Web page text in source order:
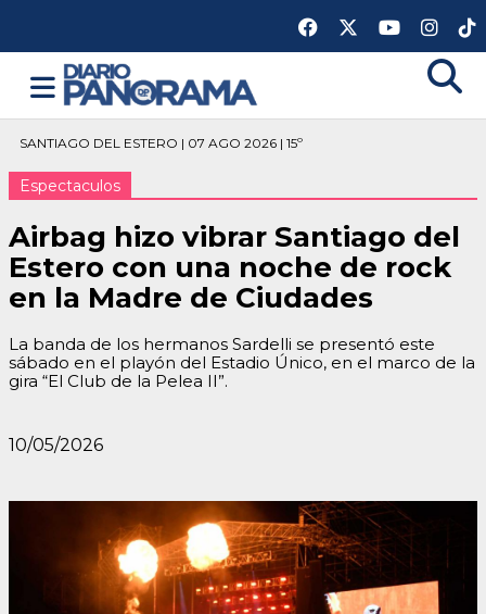
SANTIAGO DEL ESTERO | 07 AGO 2026 | 15º
Espectaculos
Airbag hizo vibrar Santiago del
Estero con una noche de rock
en la Madre de Ciudades
La banda de los hermanos Sardelli se presentó este
sábado en el playón del Estadio Único, en el marco de la
gira “El Club de la Pelea II”.
10/05/2026